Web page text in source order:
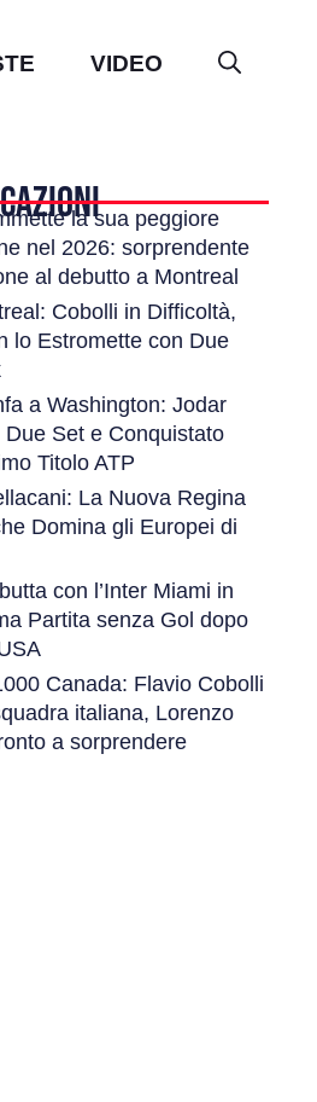
VIDEO
la sua peggiore
nel 2026: sorprendente
al debutto a Montreal
Cobolli in Difficoltà,
lo Estromette con Due
a Washington: Jodar
Due Set e Conquistato
Titolo ATP
La Nuova Regina
Domina gli Europei di
con l’Inter Miami in
Partita senza Gol dopo
Canada: Flavio Cobolli
italiana, Lorenzo
a sorprendere